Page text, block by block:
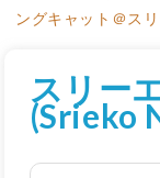
ングキャット＠ス
スリー
(Srieko